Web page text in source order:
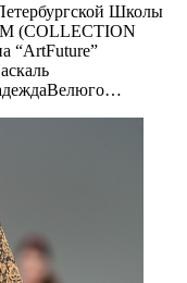
Школы
(COLLECTION
“ArtFuture”